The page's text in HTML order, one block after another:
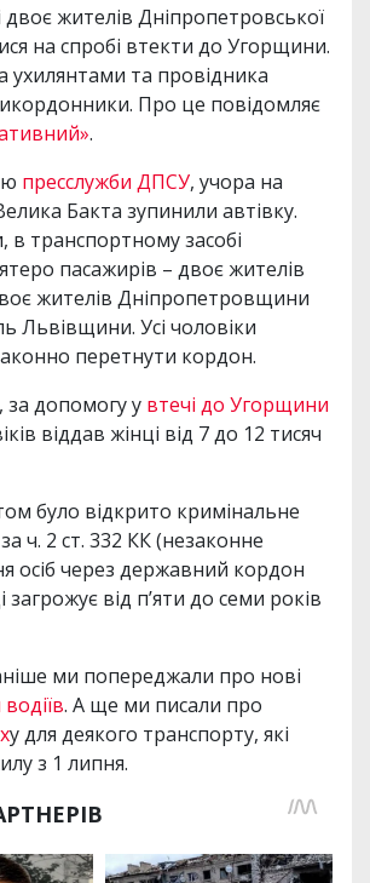
двоє жителів Дніпропетровської
на спробі втекти до Угорщини.
ухилянтами та провідника
Про це повідомляє
.
пресслужби ДПСУ, учора на
Бакта зупинили автівку.
в транспортному засобі
пасажирів – двоє жителів
жителів Дніпропетровщини
Львівщини. Усі чоловіки
перетнути кордон.
за допомогу у втечі до Угорщини
віддав жінці від 7 до 12 тисяч
було відкрито кримінальне
ч. 2 ст. 332 КК (незаконне
осіб через державний кордон
загрожує від п’яти до семи років
ми попереджали про нові
. А ще ми писали про
у для деякого транспорту, які
з 1 липня.